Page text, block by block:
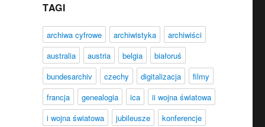
TAGI
archiwa cyfrowe archiwistyka
archiwiści
australia
austria belgia
białoruś
bundesarchiv
czechy digitalizacja
filmy
francja
genealogia ica
ii wojna światowa
i wojna światowa
jubileusze
konferencje